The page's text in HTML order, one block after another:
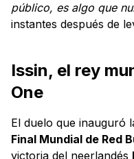
público, es algo que
instantes después de
Issin, el rey
One
El duelo que inauguró
Final Mundial de Red
victoria del neerlandés